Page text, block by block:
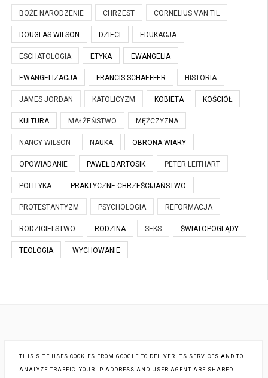
BOŻE NARODZENIE CHRZEST CORNELIUS VAN TIL
DOUGLAS WILSON DZIECI EDUKACJA
ESCHATOLOGIA ETYKA EWANGELIA
EWANGELIZACJA FRANCIS SCHAEFFER HISTORIA
JAMES JORDAN KATOLICYZM KOBIETA KOŚCIÓŁ
KULTURA MAŁŻEŃSTWO MĘŻCZYZNA
NANCY WILSON NAUKA OBRONA WIARY
OPOWIADANIE PAWEŁ BARTOSIK PETER LEITHART
POLITYKA PRAKTYCZNE CHRZEŚCIJAŃSTWO
PROTESTANTYZM PSYCHOLOGIA REFORMACJA
RODZICIELSTWO RODZINA SEKS ŚWIATOPOGLĄDY
TEOLOGIA WYCHOWANIE
THIS SITE USES COOKIES FROM GOOGLE TO DELIVER ITS SERVICES AND TO
ANALYZE TRAFFIC. YOUR IP ADDRESS AND USER-AGENT ARE SHARED